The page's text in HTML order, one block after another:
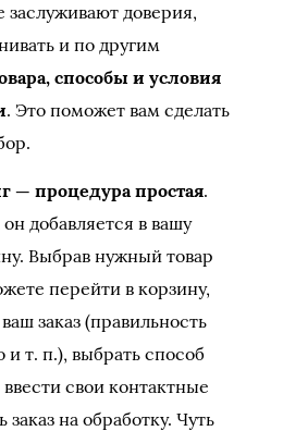
заслуживают доверия,
и по другим
способы и условия
. Это поможет вам сделать
— процедура простая.
добавляется в вашу
Выбрав нужный товар
перейти в корзину,
заказ (правильность
и т. п.), выбрать способ
свои контактные
на обработку. Чуть